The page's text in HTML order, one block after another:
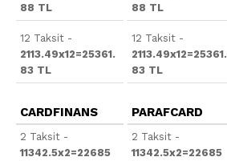
88 TL
12 Taksit -
2113.49x12=25361.
83 TL
88 TL
12 Taksit -
2113.49x12=25361.
83 TL
CARDFINANS
2 Taksit -
11342.5x2=22685
PARAFCARD
2 Taksit -
11342.5x2=22685